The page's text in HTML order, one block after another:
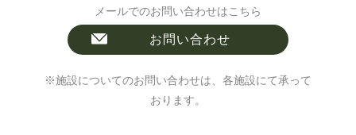
メールでのお問い合わせはこちら
お問い合わせ
※施設についてのお問い合わせは、各施設にて承って
おります。